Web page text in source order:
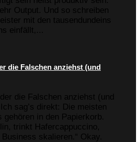
Output. Und so schreiben
mit den tausendundeins
einfällt,...
die Falschen anziehst (und
die Falschen anziehst (und
sag’s direkt: Die meisten
gehören in den Papierkorb.
trinkt Hafercappuccino,
Business skalieren.“ Okay.